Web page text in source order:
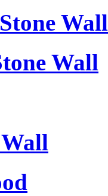
Wall
Wall